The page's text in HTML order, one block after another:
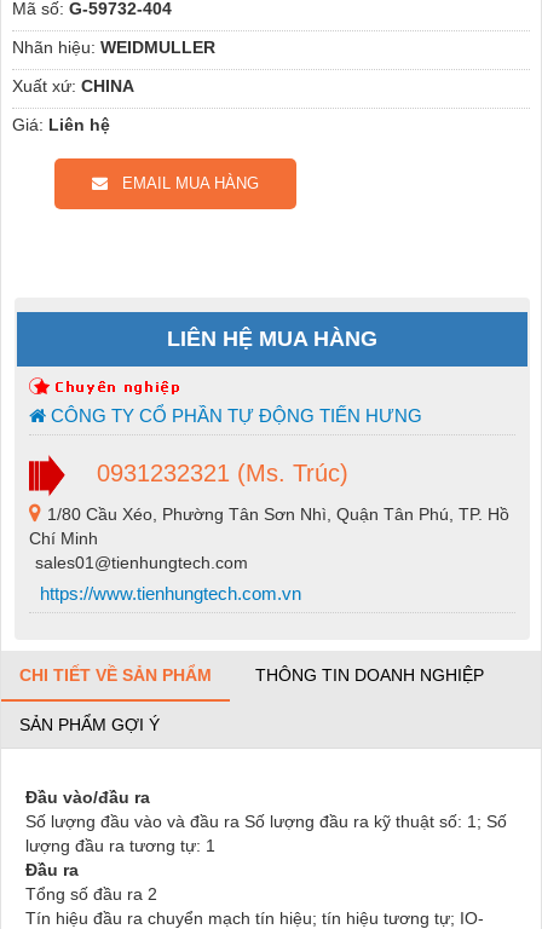
Mã số: G-59732-404
Nhãn hiệu: WEIDMULLER
Xuất xứ: CHINA
Giá: Liên hệ
EMAIL MUA HÀNG
LIÊN HỆ MUA HÀNG
CÔNG TY CỔ PHẦN TỰ ĐỘNG TIẾN HƯNG
0931232321 (Ms. Trúc)
1/80 Cầu Xéo, Phường Tân Sơn Nhì, Quận Tân Phú, TP. Hồ
Chí Minh
sales01@tienhungtech.com
https://www.tienhungtech.com.vn
CHI TIẾT VỀ SẢN PHẨM THÔNG TIN DOANH NGHIỆP
SẢN PHẨM GỢI Ý
Đầu vào/đầu ra
Số lượng đầu vào và đầu ra Số lượng đầu ra kỹ thuật số: 1; Số
lượng đầu ra tương tự: 1
Đầu ra
Tổng số đầu ra 2
Tín hiệu đầu ra chuyển mạch tín hiệu; tín hiệu tương tự; IO-